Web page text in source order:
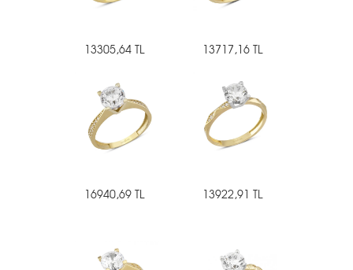
13305,64 TL 13717,16 TL
16940,69 TL 13922,91 TL